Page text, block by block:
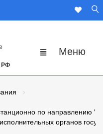
РФ
по направлению
органов